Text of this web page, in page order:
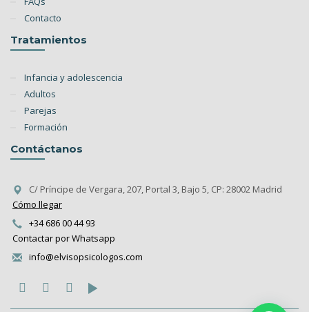
Contacto
Tratamientos
Infancia y adolescencia
Adultos
Parejas
Formación
Contáctanos
C/ Príncipe de Vergara, 207, Portal 3, Bajo 5, CP: 28002 Madrid
Cómo llegar
+34 686 00 44 93
Contactar por Whatsapp
info@elvisopsicologos.com